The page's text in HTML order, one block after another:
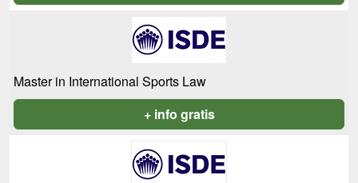
Master in International Sports Law
+ info gratis